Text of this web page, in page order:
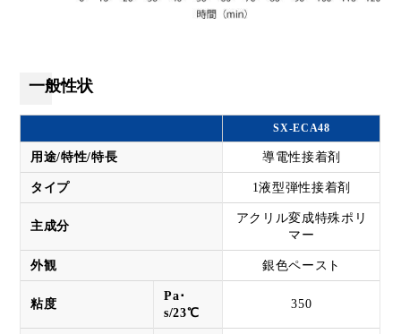
一般性状
SX-ECA48
用途/特性/特長 導電性接着剤
タイプ 1液型弾性接着剤
主成分
アクリル変成特殊ポリ
マー
外観 銀色ペースト
粘度
Pa･
s/23℃
350